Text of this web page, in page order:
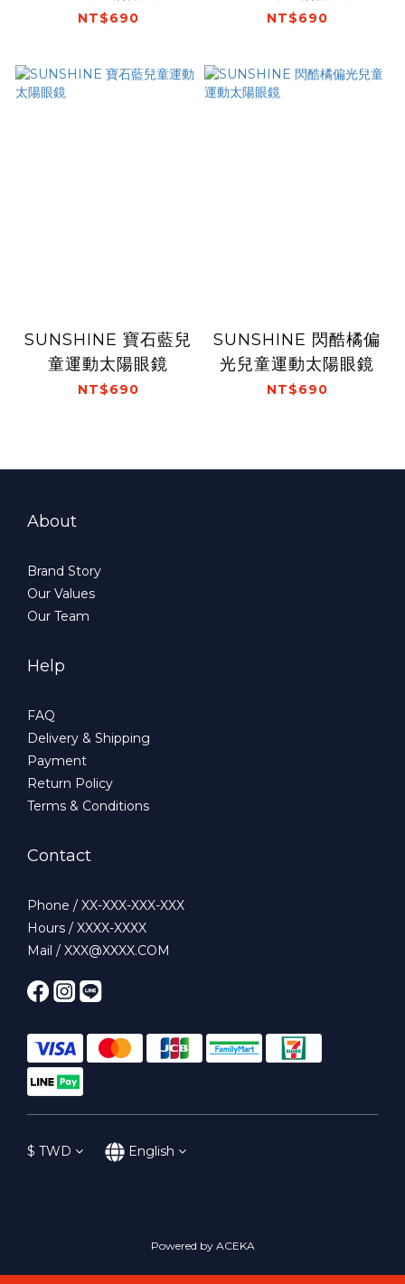
NT$690 NT$690
SUNSHINE 寶石藍兒
童運動太陽眼鏡
NT$690
SUNSHINE 閃酷橘偏
光兒童運動太陽眼鏡
NT$690
About
Brand Story
Our Values
Our Team
Help
FAQ
Delivery & Shipping
Payment
Return Policy
Terms & Conditions
Contact
Phone / XX-XXX-XXX-XXX
Hours / XXXX-XXXX
Mail / XXX@XXXX.COM
$ TWD English
Powered by ACEKA